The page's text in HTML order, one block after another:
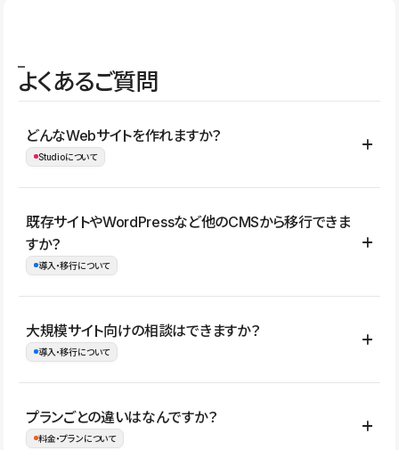
よくあるご質問
どんなWebサイトを作れますか？
Studioについて
コーポレートサイト、サービスサイト、LP、採用サイト、ブロ
グ・メディア、イベントサイト、店舗・商品紹介サイト、ポートフ
ォリオなど幅広く制作できます。
既存サイトやWordPressなど他のCMSから移行できま
すか？
導入・移行について
はい。既存サイトの構成やコンテンツ、URLを整理したうえで、
Studio上に再構築する形で移行できます。 WordPressの場合は、
イト全体のデザインや設定がそのまま移行されるわけではないた
め、移行後にページ構成やデザイン、CMS設計、URL・リダイレク
大規模サイト向けの相談はできますか？
導入・移行について
はい。アクセス規模が大きいサイトや、複数部門での運用、権限管
理、セキュリティ確認、既存システムとの連携など、個別の要件が
プランごとの違いはなんですか？
料金・プランについて